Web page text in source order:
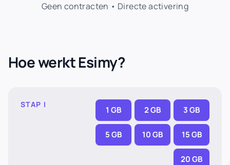
Geen contracten • Directe activering
Hoe werkt Esimy?
STAP I
1 GB 2 GB 3 GB
5 GB 10 GB 15 GB
20 GB